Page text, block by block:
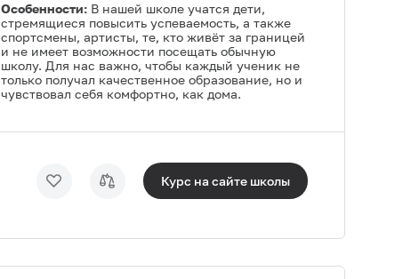
Особенности: В нашей школе учатся дети,
стремящиеся повысить успеваемость, а также
спортсмены, артисты, те, кто живёт за границей
и не имеет возможности посещать обычную
школу. Для нас важно, чтобы каждый ученик не
только получал качественное образование, но и
чувствовал себя комфортно, как дома.
Курс на сайте школы